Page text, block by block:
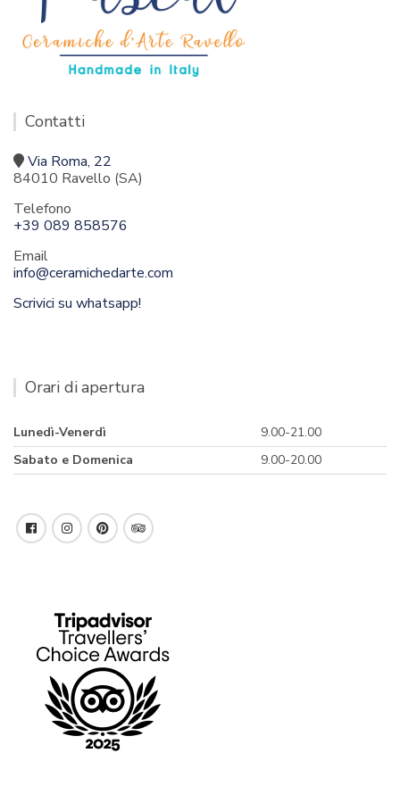
Contatti
Via Roma, 22
84010 Ravello (SA)
Telefono
+39 089 858576
Email
info@ceramichedarte.com
Scrivici su whatsapp!
Orari di apertura
Lunedì-Venerdì
9.00-21.00
Sabato e Domenica
9.00-20.00